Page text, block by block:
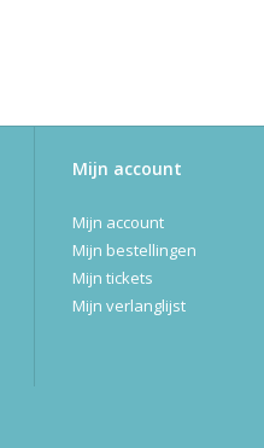
Mijn account
Mijn account
Mijn bestellingen
Mijn tickets
Mijn verlanglijst